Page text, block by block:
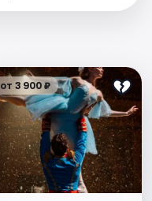
от 3 900 ₽